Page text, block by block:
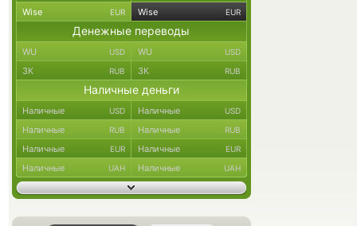
Wise EUR Wise EUR
Денежные переводы
WU USD WU USD
ЗК RUB ЗК RUB
Наличные деньги
Наличные USD Наличные USD
Наличные RUB Наличные RUB
Наличные EUR Наличные EUR
Наличные UAH Наличные UAH